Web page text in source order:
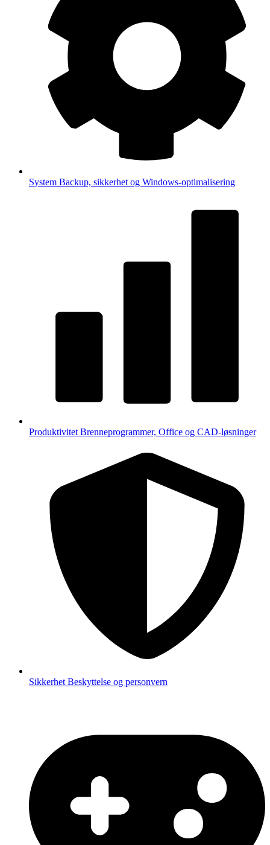
System Backup, sikkerhet og Windows-optimalisering
Produktivitet Brenneprogrammer, Office og CAD-løsninger
Sikkerhet Beskyttelse og personvern